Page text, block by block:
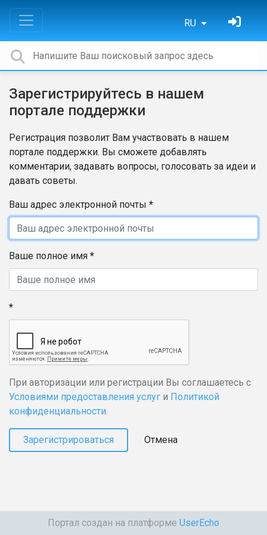
RU
Зарегистрируйтесь в нашем
портале поддержки
Регистрация позволит Вам участвовать в нашем
портале поддержки. Вы сможете добавлять
комментарии, задавать вопросы, голосовать за идеи и
давать советы.
Ваш адрес электронной почты
Ваше полное имя
При авторизации или регистрации Вы соглашаетесь с
Условиями предоставления услуг и Политикой
конфиденциальности.
Зарегистрироваться Отмена
Портал создан на платформе UserEcho